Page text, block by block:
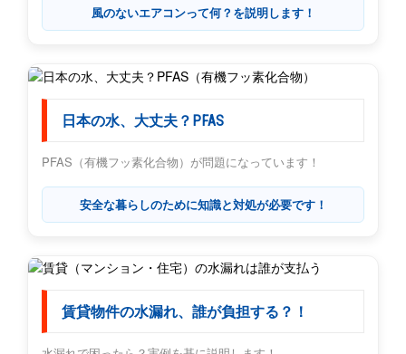
風のないエアコンって何？を説明します！
日本の水、大丈夫？PFAS
PFAS（有機フッ素化合物）が問題になっています！
安全な暮らしのために知識と対処が必要です！
賃貸物件の水漏れ、誰が負担する？！